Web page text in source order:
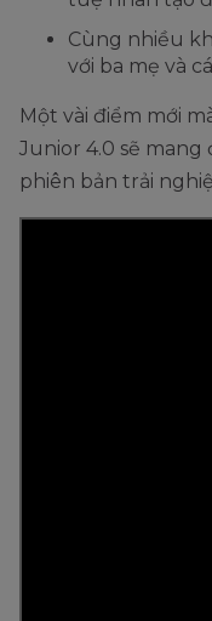
Cùng nhiều
với ba mẹ và
Một vài điểm mới
Junior 4.0 sẽ mang
phiên bản trải